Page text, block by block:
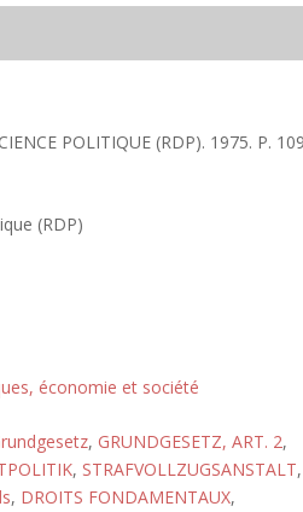
POLITIQUE (RDP). 1975. P.
(RDP)
économie et société
, GRUNDGESETZ, ART. 2,
, STRAFVOLLZUGSANSTALT,
, DROITS FONDAMENTAUX,